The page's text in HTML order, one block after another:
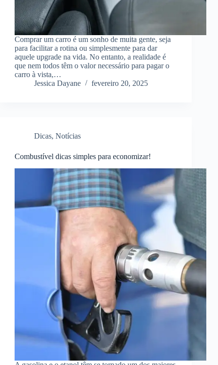
Comprar um carro é um sonho de muita gente, seja
para facilitar a rotina ou simplesmente para dar
aquele upgrade na vida. No entanto, a realidade é
que nem todos têm o valor necessário para pagar o
carro à vista,…
Jessica Dayane
fevereiro 20, 2025
Dicas, Notícias
Combustível dicas simples para economizar!